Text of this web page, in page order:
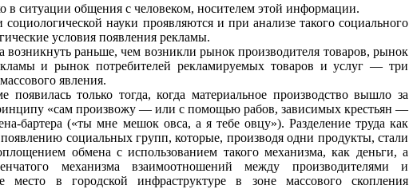
в ситуации общения с человеком, носителем этой информации.
науки проявляются и при анализе такого социального
условия появления рек­ламы.
возникнуть раньше, чем возникли рынок производителя товаров, рынок
и рынок потребителей рек­ламируемых товаров и услуг — три
явления.
появилась только тогда, когда материальное производство вышло за
«сам произвожу — или с помощью рабов, зависимых крестьян —
бартера («ты мне мешок овса, а я тебе овцу»). Разделение труда как
социальных групп, которые, производя одни продукты, стали
обмена с использованием такого механизма, как деньги, а
меха­низма взаимоотношений между производителями и
в городской инфраструктуре в зоне массового скопления